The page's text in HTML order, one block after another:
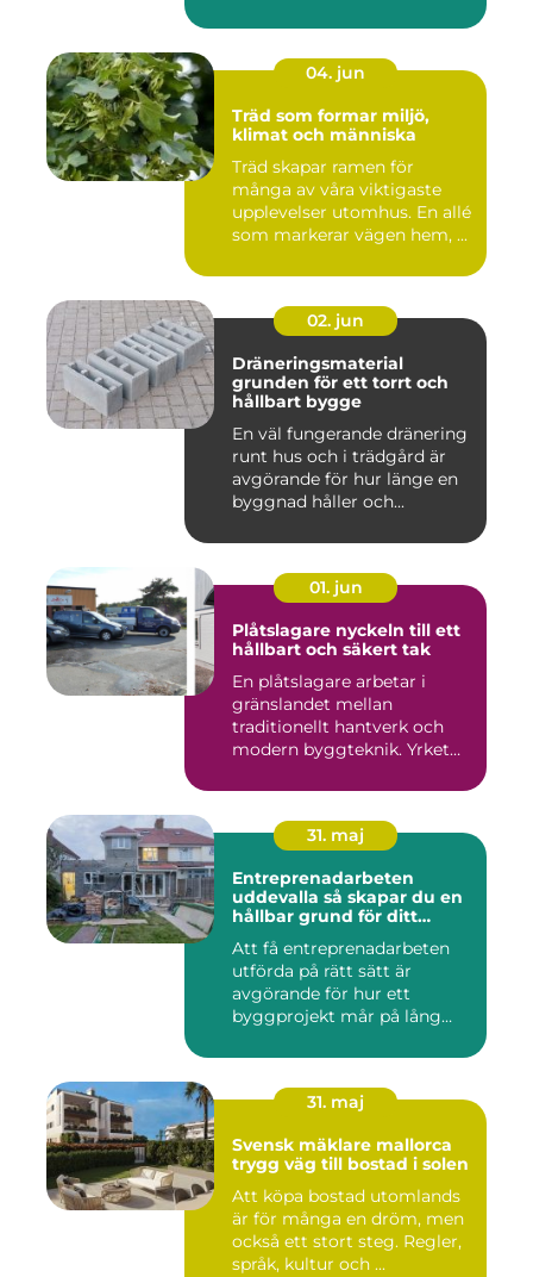
04. jun
Träd som formar miljö,
klimat och människa
Träd skapar ramen för
många av våra viktigaste
upplevelser utomhus. En allé
som markerar vägen hem, ...
02. jun
Dräneringsmaterial
grunden för ett torrt och
hållbart bygge
En väl fungerande dränering
runt hus och i trädgård är
avgörande för hur länge en
byggnad håller och...
01. jun
Plåtslagare nyckeln till ett
hållbart och säkert tak
En plåtslagare arbetar i
gränslandet mellan
traditionellt hantverk och
modern byggteknik. Yrket
31. maj
Entreprenadarbeten
uddevalla så skapar du en
hållbar grund för ditt
Att få entreprenadarbeten
utförda på rätt sätt är
avgörande för hur ett
byggprojekt mår på lång
31. maj
Svensk mäklare mallorca
trygg väg till bostad i solen
Att köpa bostad utomlands
är för många en dröm, men
också ett stort steg. Regler,
språk, kultur och ...